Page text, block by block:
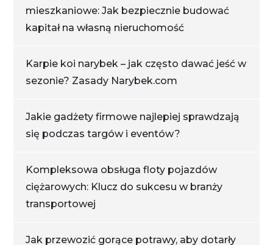
mieszkaniowe: Jak bezpiecznie budować
kapitał na własną nieruchomość
Karpie koi narybek – jak często dawać jeść w
sezonie? Zasady Narybek.com
Jakie gadżety firmowe najlepiej sprawdzają
się podczas targów i eventów?
Kompleksowa obsługa floty pojazdów
ciężarowych: Klucz do sukcesu w branży
transportowej
Jak przewozić gorące potrawy, aby dotarły